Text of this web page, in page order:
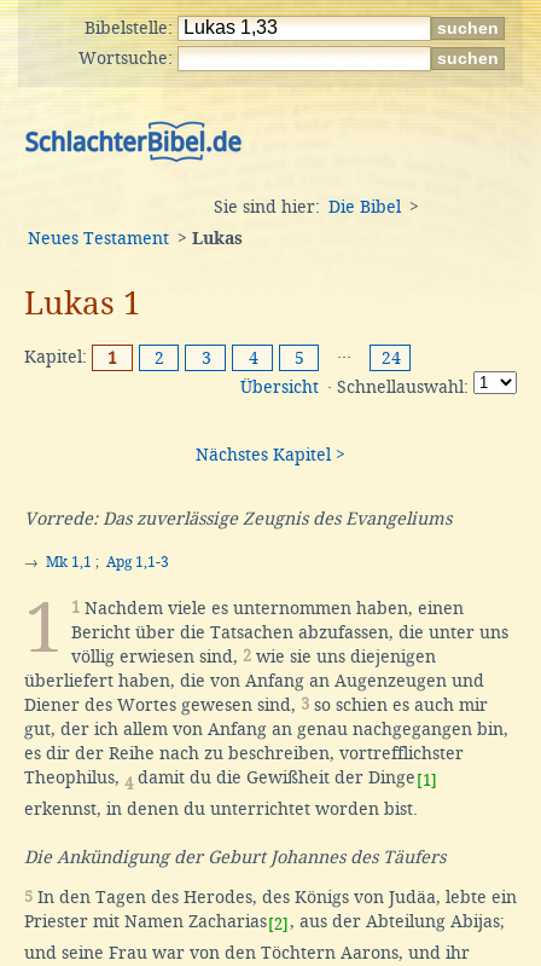
Bibelstelle:
Wortsuche:
Sie sind hier: Die Bibel
>
Neues Testament > Lukas
Lukas 1
Kapitel: 1 2 3 4 5 ···
24
Übersicht · Schnellauswahl:
Nächstes Kapitel >
Vorrede: Das zuverlässige Zeugnis des Evangeliums
→ Mk 1,1 ; Apg 1,1-3
1 1 Nachdem viele es unternommen haben, einen
Bericht über die Tatsachen abzufassen, die unter uns
völlig erwiesen sind, 2 wie sie uns diejenigen
überliefert haben, die von Anfang an Augenzeugen und
Diener des Wortes gewesen sind, 3 so schien es auch mir
gut, der ich allem von Anfang an genau nachgegangen bin,
es dir der Reihe nach zu beschreiben, vortrefflichster
Theophilus, 4 damit du die Gewißheit der Dinge [1]
erkennst, in denen du unterrichtet worden bist.
Die Ankündigung der Geburt Johannes des Täufers
5 In den Tagen des Herodes, des Königs von Judäa, lebte ein
Priester mit Namen Zacharias [2] , aus der Abteilung Abijas;
und seine Frau war von den Töchtern Aarons, und ihr